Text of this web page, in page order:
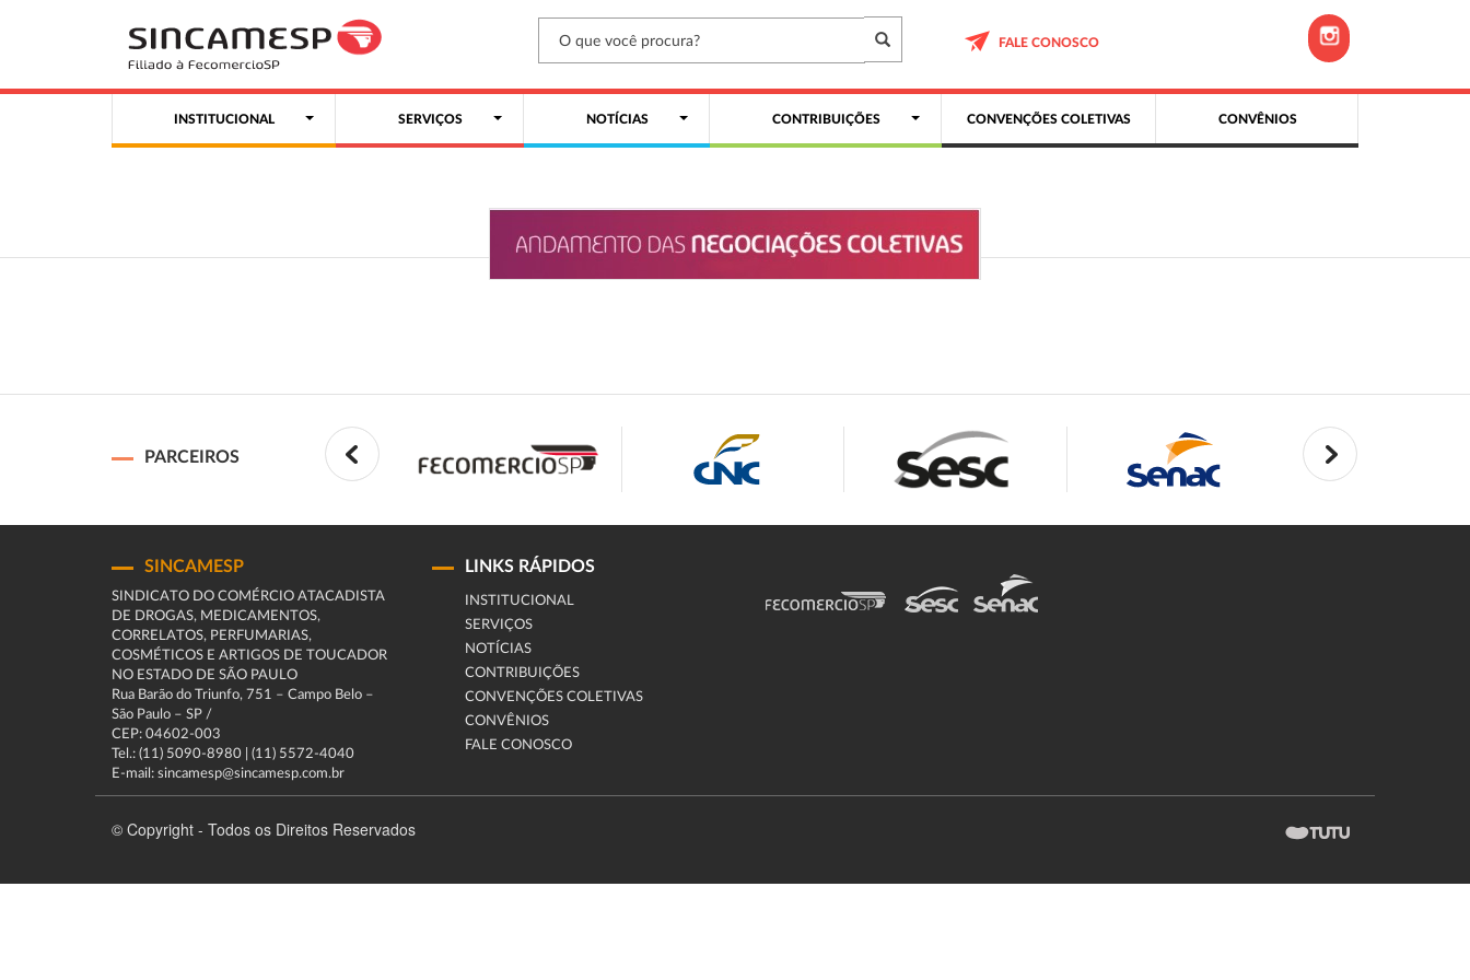
FALE CONOSCO
INSTITUCIONAL SERVIÇOS NOTÍCIAS CONTRIBUIÇÕES CONVENÇÕES COLETIVAS CONVÊNIOS
PARCEIROS
SINCAMESP
SINDICATO DO COMÉRCIO ATACADISTA
DE DROGAS, MEDICAMENTOS,
CORRELATOS, PERFUMARIAS,
COSMÉTICOS E ARTIGOS DE TOUCADOR
NO ESTADO DE SÃO PAULO
Rua Barão do Triunfo, 751 – Campo Belo –
São Paulo – SP /
CEP: 04602-003
Tel.: (11) 5090-8980 | (11) 5572-4040
E-mail: sincamesp@sincamesp.com.br
LINKS RÁPIDOS
INSTITUCIONAL
SERVIÇOS
NOTÍCIAS
CONTRIBUIÇÕES
CONVENÇÕES COLETIVAS
CONVÊNIOS
FALE CONOSCO
© Copyright - Todos os Direitos Reservados